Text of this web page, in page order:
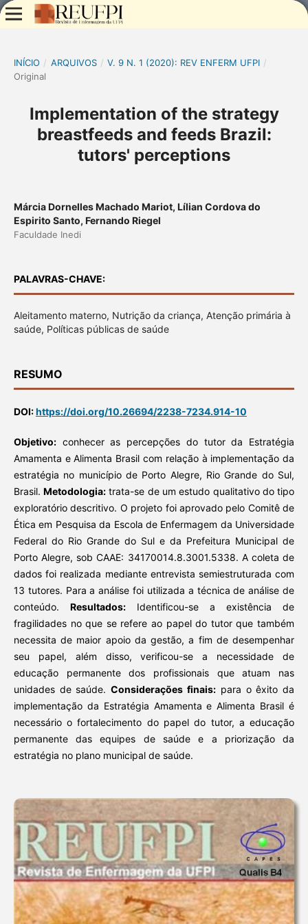
INÍCIO / ARQUIVOS / V. 9 N. 1 (2020): REV ENFERM UFPI /
Original
Implementation of the strategy
breastfeeds and feeds Brazil:
tutors' perceptions
Márcia Dornelles Machado Mariot, Lílian Cordova do
Espirito Santo, Fernando Riegel
Faculdade Inedi
PALAVRAS-CHAVE:
Aleitamento materno, Nutrição da criança, Atenção primária à
saúde, Políticas públicas de saúde
RESUMO
DOI:https://doi.org/10.26694/2238-7234.914-10
Objetivo:conhecer as percepções do tutor da Estratégia
Amamenta e Alimenta Brasil com relação à implementação da
estratégia no município de Porto Alegre, Rio Grande do Sul,
Brasil.Metodologia: trata-se de um estudo qualitativo do tipo
exploratório descritivo. O projeto foi aprovado pelo Comitê de
Ética em Pesquisa da Escola de Enfermagem da Universidade
Federal do Rio Grande do Sul e da Prefeitura Municipal de
Porto Alegre, sob CAAE: 34170014.8.3001.5338. A coleta de
dados foi realizada mediante entrevista semiestruturada com
13 tutores. Para a análise foi utilizada a técnica de análise de
conteúdo. Resultados:Identificou-se a existência de
fragilidades no que se refere ao papel do tutor que também
necessita de maior apoio da gestão, a fim de desempenhar
seu papel, além disso, verificou-se a necessidade de
educação permanente dos profissionais que atuam nas
unidades de saúde.Considerações finais: para o êxito da
implementação da Estratégia Amamenta e Alimenta Brasil é
necessário o fortalecimento do papel do tutor, a educação
permanente das equipes de saúde e a priorização da
estratégia no plano municipal de saúde.